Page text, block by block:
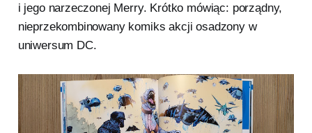
i jego narzeczonej Merry. Krótko mówiąc: porządny,
nieprzekombinowany komiks akcji osadzony w
uniwersum DC.